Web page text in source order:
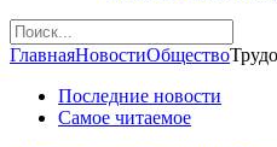
ГлавнаяНовостиОбщество
Последние новости
Самое читаемое